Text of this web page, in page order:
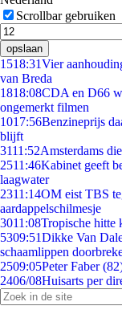
Scrollbar gebruiken
opslaan
1518:31Vier
van Breda
1818:08CDA en D66
ongemerkt filmen
1017:56Benzineprijs
blijft
3111:52Amsterdams
2511:46Kabinet geeft
laagwater
2311:14OM eist TBS
aardappelschilmesje
3011:08Tropische hitte
5309:51Dikke Van
schaamlippen
2509:05Peter Faber
2406/08Huisarts per